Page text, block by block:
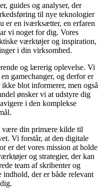
guides og analyser, der
til nye teknologier
er en iværksætter, en erfaren
vi noget for dig. Vores
værktøjer og inspiration,
i din virksomhed.
og lærerig oplevelse. Vi
gamechanger, og derfor er
blot informerer, men også
ønsker vi at udstyre dig
i den komplekse
være din primære kilde til
Vi forstår, at den digitale
er det vores mission at holde
og strategier, der kan
team af skribenter og
indhold, der er både relevant